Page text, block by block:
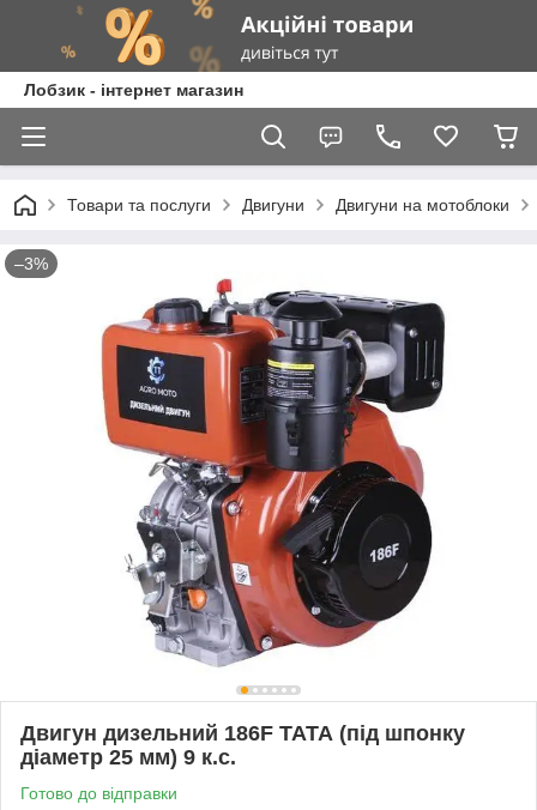
Лобзик - інтернет магазин
Товари та послуги Двигуни Двигуни на мотоблоки
–3%
Двигун дизельний 186F ТАТА (під шпонку
діаметр 25 мм) 9 к.с.
Готово до відправки